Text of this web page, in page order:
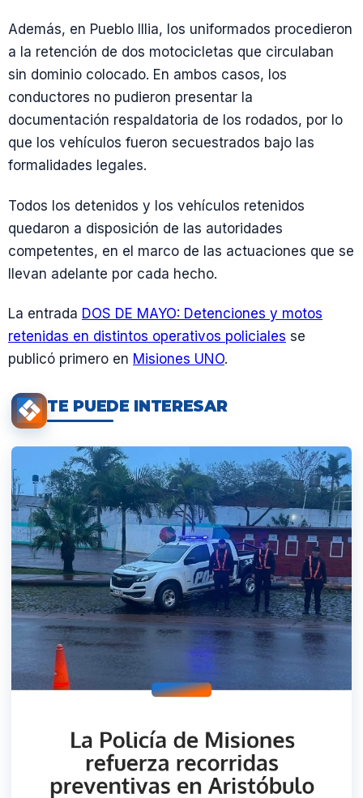
Además, en Pueblo Illia, los uniformados procedieron
a la retención de dos motocicletas que circulaban
sin dominio colocado. En ambos casos, los
conductores no pudieron presentar la
documentación respaldatoria de los rodados, por lo
que los vehículos fueron secuestrados bajo las
formalidades legales.
Todos los detenidos y los vehículos retenidos
quedaron a disposición de las autoridades
competentes, en el marco de las actuaciones que se
llevan adelante por cada hecho.
La entrada DOS DE MAYO: Detenciones y motos
retenidas en distintos operativos policiales se
publicó primero en Misiones UNO.
TE PUEDE INTERESAR